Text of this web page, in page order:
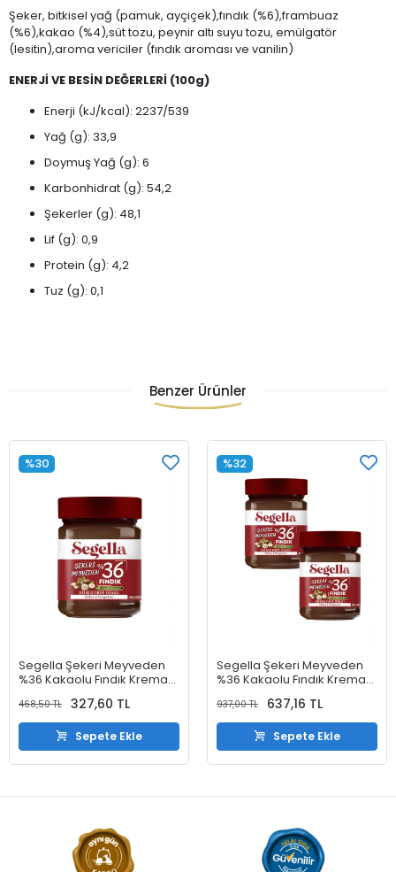
Şeker, bitkisel yağ (pamuk, ayçiçek),fındık (%6),frambuaz
(%6),kakao (%4),süt tozu, peynir altı suyu tozu, emülgatör
(lesitin),aroma vericiler (fındık aroması ve vanilin)
ENERJİ VE BESİN DEĞERLERİ (100g)
Enerji (kJ/kcal): 2237/539
Yağ (g): 33,9
Doymuş Yağ (g): 6
Karbonhidrat (g): 54,2
Şekerler (g): 48,1
Lif (g): 0,9
Protein (g): 4,2
Tuz (g): 0,1
Benzer Ürünler
Segella Şekeri Meyveden
%36 Kakaolu Fındık Kreması
%30
468,50 TL 327,60 TL
Sepete Ekle
Segella Şekeri Meyveden
%36 Kakaolu Fındık Kreması
%32
937,00 TL 637,16 TL
Sepete Ekle